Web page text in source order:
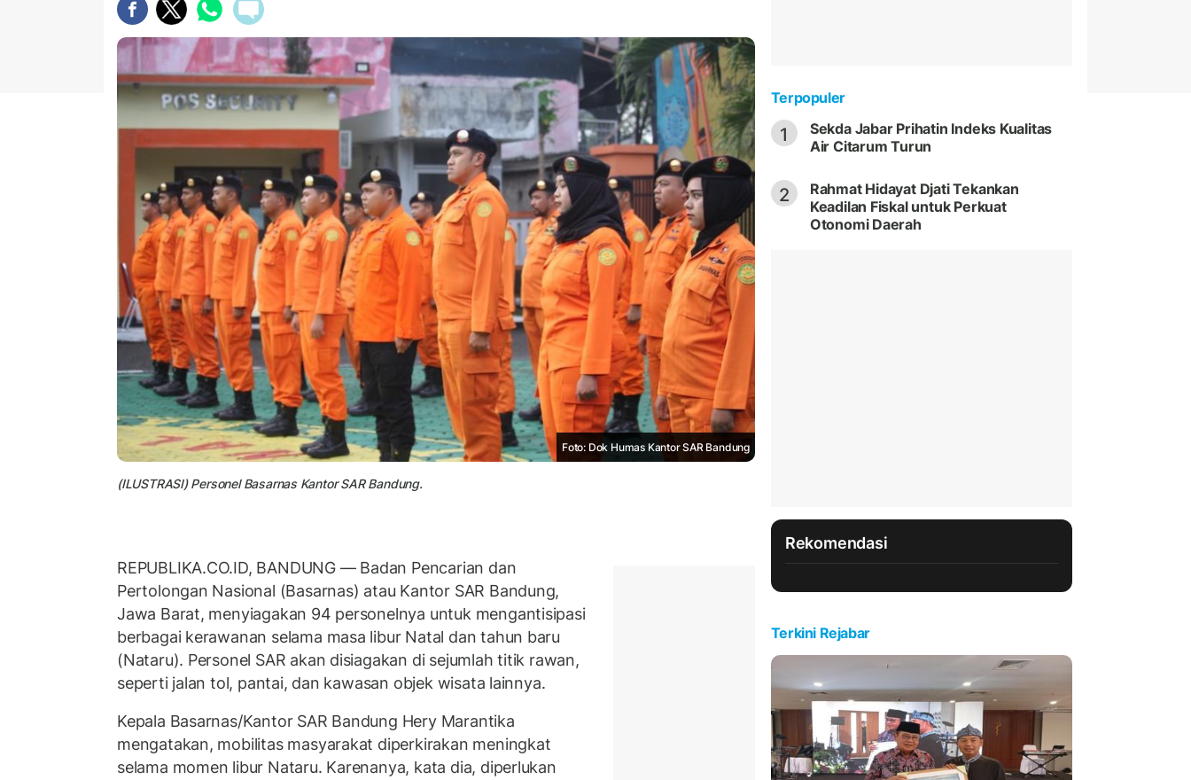
Foto: Dok Humas Kantor SAR Bandung
(ILUSTRASI) Personel Basarnas Kantor SAR Bandung.
REPUBLIKA.CO.ID, BANDUNG — Badan Pencarian dan
Pertolongan Nasional (Basarnas) atau Kantor SAR Bandung,
Jawa Barat, menyiagakan 94 personelnya untuk mengantisipasi
berbagai kerawanan selama masa libur Natal dan tahun baru
(Nataru). Personel SAR akan disiagakan di sejumlah titik rawan,
seperti jalan tol, pantai, dan kawasan objek wisata lainnya.
Kepala Basarnas/Kantor SAR Bandung Hery Marantika
mengatakan, mobilitas masyarakat diperkirakan meningkat
selama momen libur Nataru. Karenanya, kata dia, diperlukan
Terpopuler
1
Sekda Jabar Prihatin Indeks Kualitas
Air Citarum Turun
2
Rahmat Hidayat Djati Tekankan
Keadilan Fiskal untuk Perkuat
Otonomi Daerah
Rekomendasi
Terkini Rejabar